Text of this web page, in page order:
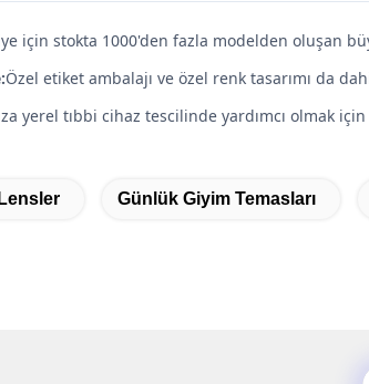
için stokta 1000'den fazla modelden oluşan
Özel etiket ambalajı ve özel renk tasarımı da
yerel tıbbi cihaz tescilinde yardımcı olmak
Günlük Giyim Temasları